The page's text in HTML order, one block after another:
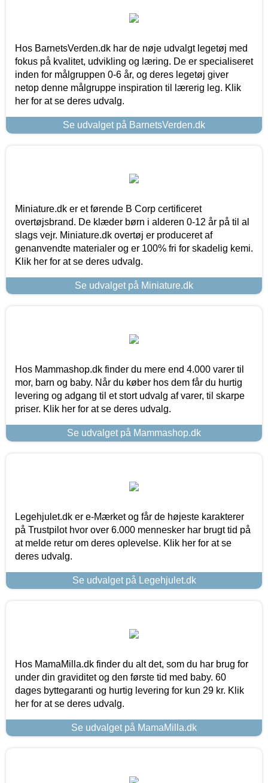
Hos BarnetsVerden.dk har de nøje udvalgt legetøj med
fokus på kvalitet, udvikling og læring. De er specialiseret
inden for målgruppen 0-6 år, og deres legetøj giver
netop denne målgruppe inspiration til lærerig leg. Klik
her for at se deres udvalg.
Se udvalget på BarnetsVerden.dk
Miniature.dk er et førende B Corp certificeret
overtøjsbrand. De klæder børn i alderen 0-12 år på til al
slags vejr. Miniature.dk overtøj er produceret af
genanvendte materialer og er 100% fri for skadelig kemi.
Klik her for at se deres udvalg.
Se udvalget på Miniature.dk
Hos Mammashop.dk finder du mere end 4.000 varer til
mor, barn og baby. Når du køber hos dem får du hurtig
levering og adgang til et stort udvalg af varer, til skarpe
priser. Klik her for at se deres udvalg.
Se udvalget på Mammashop.dk
Legehjulet.dk er e-Mærket og får de højeste karakterer
på Trustpilot hvor over 6.000 mennesker har brugt tid på
at melde retur om deres oplevelse. Klik her for at se
deres udvalg.
Se udvalget på Legehjulet.dk
Hos MamaMilla.dk finder du alt det, som du har brug for
under din graviditet og den første tid med baby. 60
dages byttegaranti og hurtig levering for kun 29 kr. Klik
her for at se deres udvalg.
Se udvalget på MamaMilla.dk